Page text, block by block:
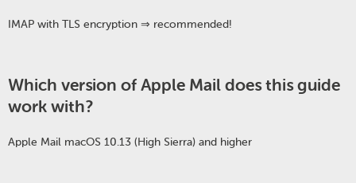
IMAP with TLS encryption ⇒ recommended!
Which version of Apple Mail does this guide
work with?
Apple Mail macOS 10.13 (High Sierra) and higher